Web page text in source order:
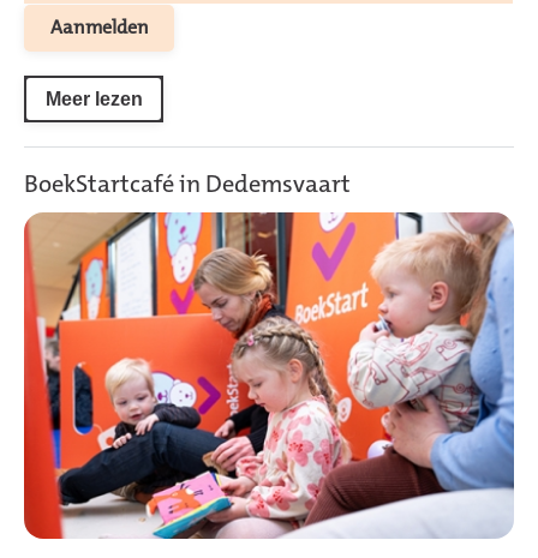
Aanmelden
Meer lezen
BoekStartcafé in Dedemsvaart